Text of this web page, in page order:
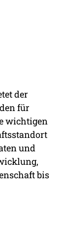
der
für
wichtigen
und
bis